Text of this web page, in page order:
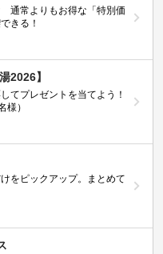
通常よりもお得な「特別価
きる！
2026】
てプレゼントを当てよう！
様）
をピックアップ。まとめて